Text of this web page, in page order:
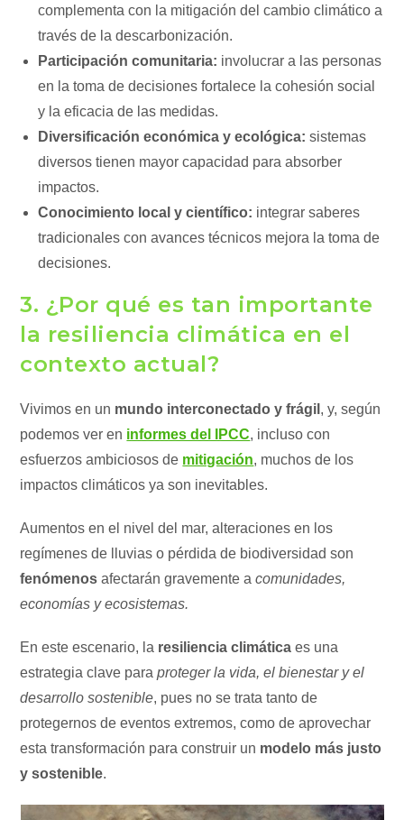
complementa con la mitigación del cambio climático a
través de la descarbonización.
Participación comunitaria: involucrar a las personas
en la toma de decisiones fortalece la cohesión social
y la eficacia de las medidas.
Diversificación económica y ecológica: sistemas
diversos tienen mayor capacidad para absorber
impactos.
Conocimiento local y científico: integrar saberes
tradicionales con avances técnicos mejora la toma de
decisiones.
3. ¿Por qué es tan importante
la resiliencia climática en el
contexto actual?
Vivimos en un mundo interconectado y frágil , y, según
podemos ver en informes del IPCC, incluso con
esfuerzos ambiciosos de mitigación, muchos de los
impactos climáticos ya son inevitables.
Aumentos en el nivel del mar, alteraciones en los
regímenes de lluvias o pérdida de biodiversidad son
fenómenos afectarán gravemente acomunidades,
economías y ecosistemas.
En este escenario, la resiliencia climática es una
estrategia clave paraproteger la vida, el bienestar y el
desarrollo sostenible, pues no se trata tanto de
protegernos de eventos extremos, como de aprovechar
esta transformación para construir un modelo más justo
y sostenible.